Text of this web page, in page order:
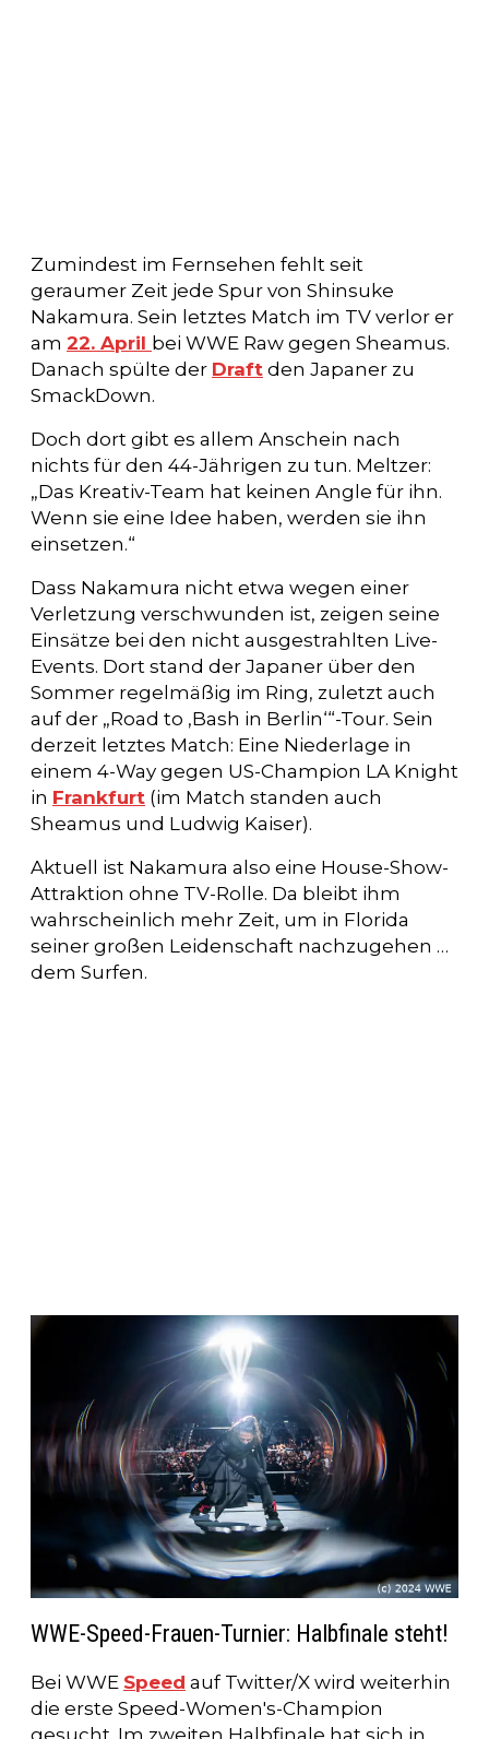
Zumindest im Fernsehen fehlt seit
geraumer Zeit jede Spur von Shinsuke
Nakamura. Sein letztes Match im TV verlor er
am 22. April bei WWE Raw gegen Sheamus.
Danach spülte der Draft den Japaner zu
SmackDown.
Doch dort gibt es allem Anschein nach
nichts für den 44-Jährigen zu tun. Meltzer:
„Das Kreativ-Team hat keinen Angle für ihn.
Wenn sie eine Idee haben, werden sie ihn
einsetzen.“
Dass Nakamura nicht etwa wegen einer
Verletzung verschwunden ist, zeigen seine
Einsätze bei den nicht ausgestrahlten Live-
Events. Dort stand der Japaner über den
Sommer regelmäßig im Ring, zuletzt auch
auf der „Road to ‚Bash in Berlin‘“-Tour. Sein
derzeit letztes Match: Eine Niederlage in
einem 4-Way gegen US-Champion LA Knight
in Frankfurt (im Match standen auch
Sheamus und Ludwig Kaiser).
Aktuell ist Nakamura also eine House-Show-
Attraktion ohne TV-Rolle. Da bleibt ihm
wahrscheinlich mehr Zeit, um in Florida
seiner großen Leidenschaft nachzugehen …
dem Surfen.
WWE-Speed-Frauen-Turnier: Halbfinale steht!
Bei WWE Speed auf Twitter/X wird weiterhin
die erste Speed-Women's-Champion